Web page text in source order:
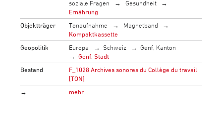
soziale Fragen
Gesundheit
Ernährung
Objektträger
Tonaufnahme
Magnetband
Kompaktkassette
Geopolitik
Europa Schweiz
Genf, Kanton
Genf, Stadt
Bestand
F_1028 Archives sonores du Collège du travail
[TON]
→
mehr…